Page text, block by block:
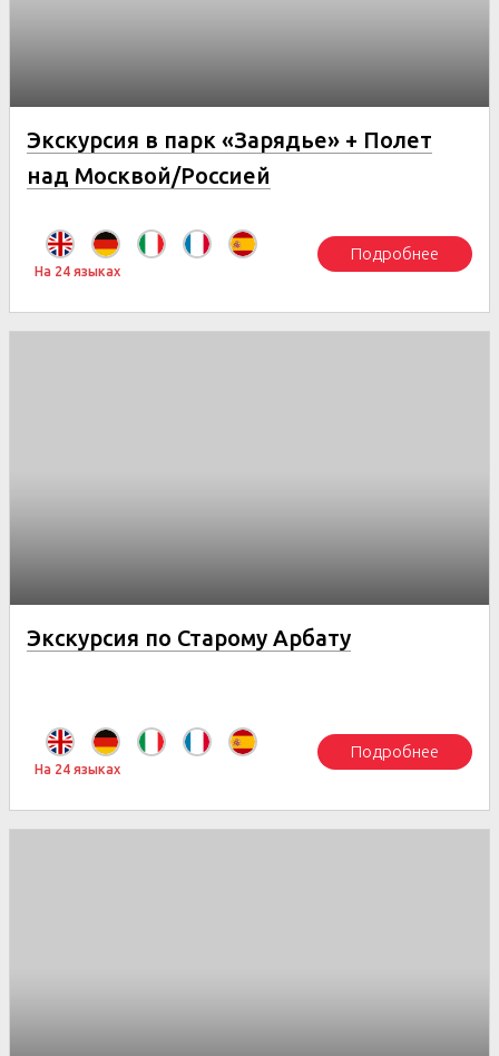
Экскурсия в парк «Зарядье» + Полет
над Москвой/Россией
На 24 языках
Подробнее
Экскурсия по Старому Арбату
На 24 языках
Подробнее